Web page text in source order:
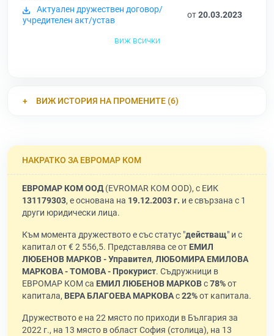
Актуален дружествен договор/
учредителен акт/устав
от20.03.2023
виж всички
ВИЖ ИСТОРИЯ НА ПРОМЕНИТЕ (6)
НАКРАТКО ЗА ЕВРОМАР КОМ
ЕВРОМАР КОМ ООД(EVROMAR KOM OOD), с ЕИК
131179303, е основана на 19.12.2003 г. и е свързана с 1
други юридически лица.
Към момента дружеството е със статус "действащ" и с
капитал от € 2 556,5. Представлява се от ЕМИЛ
ЛЮБЕНОВ МАРКОВ - Управител, ЛЮБОМИРА ЕМИЛОВА
МАРКОВА - ТОМОВА - Прокурист. Съдружници в
ЕВРОМАР КОМ са ЕМИЛ ЛЮБЕНОВ МАРКОВс78%от
капитала, ВЕРА БЛАГОЕВА МАРКОВАс22%от капитала.
Дружеството е на 22 място по приходи в България за
2022 г., на 13 място в област София (столица), на 13